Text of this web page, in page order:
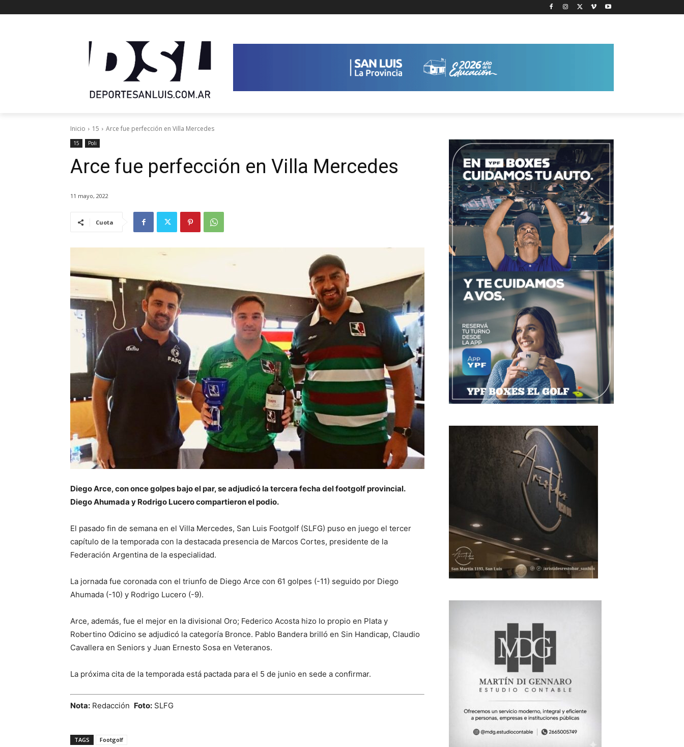
Inicio 15 Arce fue perfección en Villa Mercedes
15 Poli
Arce fue perfección en Villa Mercedes
11 mayo, 2022
Cuota
Diego Arce, con once golpes bajo el par, se adjudicó la tercera fecha del footgolf provincial.
Diego Ahumada y Rodrigo Lucero compartieron el podio.
El pasado fin de semana en el Villa Mercedes, San Luis Footgolf (SLFG) puso en juego el tercer
capítulo de la temporada con la destacada presencia de Marcos Cortes, presidente de la
Federación Argentina de la especialidad.
La jornada fue coronada con el triunfo de Diego Arce con 61 golpes (-11) seguido por Diego
Ahumada (-10) y Rodrigo Lucero (-9).
Arce, además, fue el mejor en la divisional Oro; Federico Acosta hizo lo propio en Plata y
Robertino Odicino se adjudicó la categoría Bronce. Pablo Bandera brilló en Sin Handicap, Claudio
Cavallera en Seniors y Juan Ernesto Sosa en Veteranos.
La próxima cita de la temporada está pactada para el 5 de junio en sede a confirmar.
Nota: Redacción Foto: SLFG
TAGS Footgolf